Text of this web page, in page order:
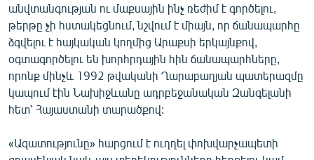
անվտանգության ու մաքսային ինչ ռեժիմ է գործելու,
թերթը չի հստակեցնում, նշվում է միայն, որ ճանապարհը
ձգվելու է հայկական կողմից Արաքսի երկայնքով,
օգտագործելու են խորհրդային հին ճանապարհները,
որոնք մինչև 1992 թվականի Ղարաբաղյան պատերազմը
կապում էին Նախիջևանը ադրբեջանական Զանգելանի
հետ՝ Հայաստանի տարածքով:
«Ազատությունը» հարցում է ուղղել փոխվարչապետի